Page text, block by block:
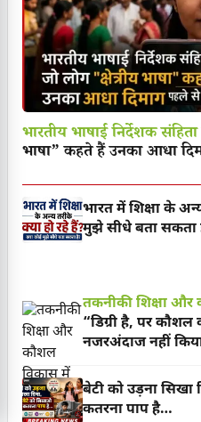
भारतीय भाषाई निर्देशक
भाषा” कहते हैं उनका आधा
भारत में शिक्षा के
मुझे सीधे बता सकता
तकनीकी शिक्षा
“डिग्री है, पर
नजरअंदाज नहीं
बेटी को उड़ना
कतरना पाप है…